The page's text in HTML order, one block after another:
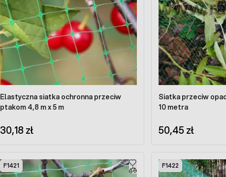
Elastyczna siatka ochronna przeciw
ptakom 4,8 m x 5 m
30,18 zł
Siatka przeciw
10 metra
50,45 zł
F1421 F1422